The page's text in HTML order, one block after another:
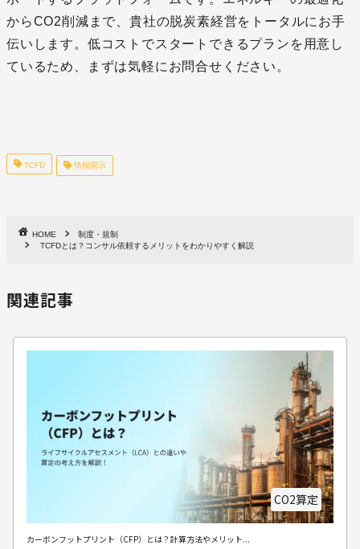
からCO2削減まで、貴社の脱炭素経営をトータルにお手
伝いします。低コストでスタートできるプランを用意し
ているため、まずは気軽にお問合せください。
TCFD 情報開示
HOME
制度・規制
TCFDとは？コンサル依頼するメリットをわかりやすく解説
関連記事
CO2算定
カーボンフットプリント（CFP）とは？計算方法やメリット...